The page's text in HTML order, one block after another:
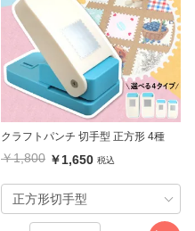
クラフトパンチ 切手型 正方形 4種
￥1,800 ￥1,650 税込